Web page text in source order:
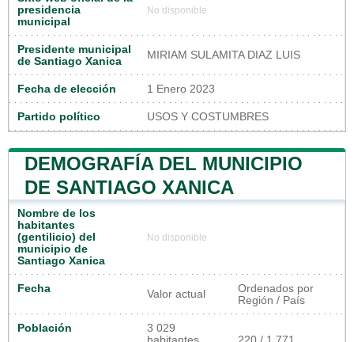
presidencia
municipal
No disponible
Presidente municipal
de Santiago Xanica
MIRIAM SULAMITA DIAZ LUIS
Fecha de elección 1 Enero 2023
Partido político USOS Y COSTUMBRES
DEMOGRAFÍA DEL MUNICIPIO
DE SANTIAGO XANICA
Nombre de los
habitantes
(gentilicio) del
municipio de
Santiago Xanica
No disponible
Fecha Valor actual
Ordenados por
Región / País
Población
3 029